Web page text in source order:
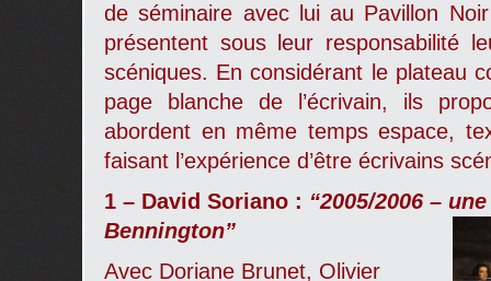
de séminaire avec lui au Pavillon
présentent sous leur responsabilité
scéniques. En considérant le plateau
page blanche de l’écrivain, ils
abordent en même temps espace,
faisant l’expérience d’être écrivains
1 – David Soriano : “2005/2006 –
Bennington”
Avec Doriane Brunet, Olivier